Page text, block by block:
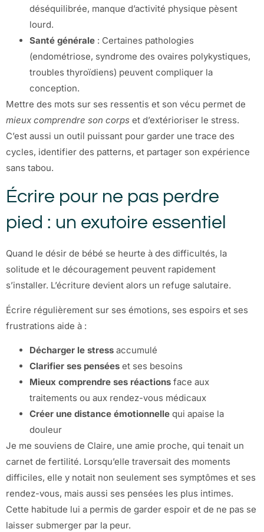
déséquilibrée, manque d’activité physique pèsent
lourd.
Santé générale : Certaines pathologies
(endométriose, syndrome des ovaires polykystiques,
troubles thyroïdiens) peuvent compliquer la
conception.
Mettre des mots sur ses ressentis et son vécu permet de
mieux comprendre son corps et d’extérioriser le stress.
C’est aussi un outil puissant pour garder une trace des
cycles, identifier des patterns, et partager son expérience
sans tabou.
Écrire pour ne pas perdre
pied : un exutoire essentiel
Quand le désir de bébé se heurte à des difficultés, la
solitude et le découragement peuvent rapidement
s’installer. L’écriture devient alors un refuge salutaire.
Écrire régulièrement sur ses émotions, ses espoirs et ses
frustrations aide à :
Décharger le stress accumulé
Clarifier ses pensées et ses besoins
Mieux comprendre ses réactions face aux
traitements ou aux rendez-vous médicaux
Créer une distance émotionnelle qui apaise la
douleur
Je me souviens de Claire, une amie proche, qui tenait un
carnet de fertilité. Lorsqu’elle traversait des moments
difficiles, elle y notait non seulement ses symptômes et ses
rendez-vous, mais aussi ses pensées les plus intimes.
Cette habitude lui a permis de garder espoir et de ne pas se
laisser submerger par la peur.